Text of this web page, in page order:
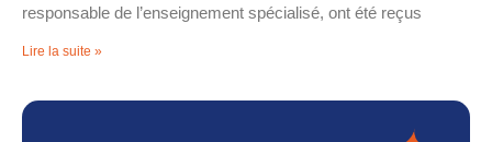
responsable de l’enseignement spécialisé, ont été reçus
Lire la suite »